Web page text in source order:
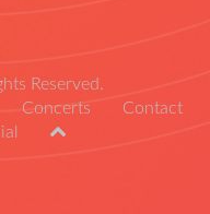
Reserved.
Concerts
Contact